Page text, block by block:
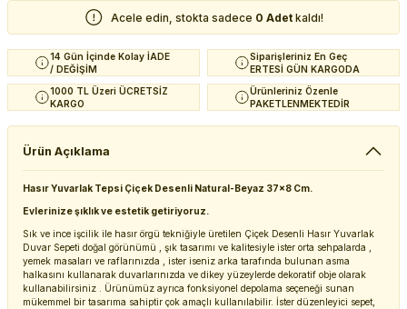
Acele edin, stokta sadece 0 Adet kaldı!
14 Gün İçinde Kolay İADE
/ DEĞİŞİM
Siparişleriniz En Geç
ERTESİ GÜN KARGODA
1000 TL Üzeri ÜCRETSİZ
KARGO
Ürünleriniz Özenle
PAKETLENMEKTEDİR
Ürün Açıklama
Hasır Yuvarlak Tepsi Çiçek Desenli Natural-Beyaz 37x8 Cm.
Evlerinize şıklık ve estetik getiriyoruz.
Sık ve ince işcilik ile hasır örgü tekniğiyle üretilen Çiçek Desenli Hasır Yuvarlak
Duvar Sepeti doğal görünümü , şık tasarımı ve kalitesiyle ister orta sehpalarda ,
yemek masaları ve raflarınızda , ister iseniz arka tarafında bulunan asma
halkasını kullanarak duvarlarınızda ve dikey yüzeylerde dekoratif obje olarak
kullanabilirsiniz . Ürünümüz ayrıca fonksiyonel depolama seçeneği sunan
mükemmel bir tasarıma sahiptir çok amaçlı kullanılabilir. İster düzenleyici sepet,